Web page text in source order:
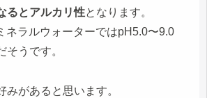
るとアルカリ性となります。
ネラルウォーターではpH5.0〜9.0
そうです。
みがあると思います。